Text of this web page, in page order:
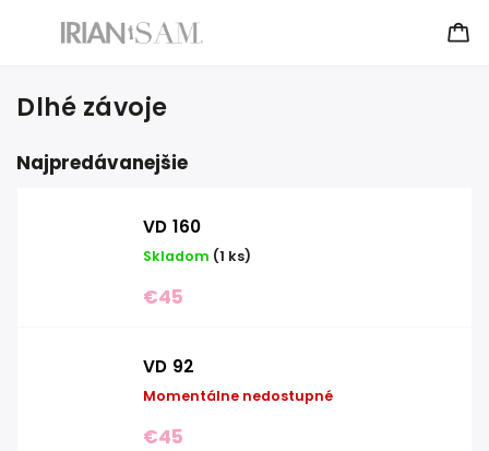
Dlhé závoje
Najpredávanejšie
VD 160
Skladom (1 ks)
€45
VD 92
Momentálne nedostupné
€45